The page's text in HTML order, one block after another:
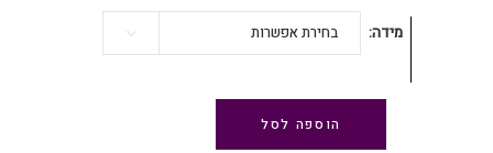
מידה בחירת אפשרות
הוספה לסל